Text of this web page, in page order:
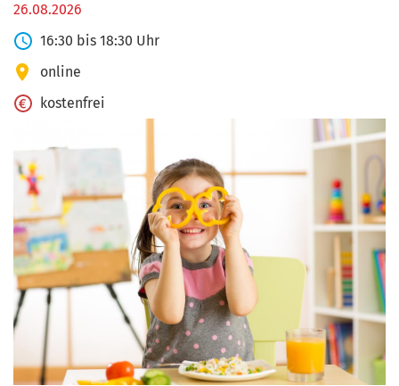
26.08.2026
16:30 bis 18:30 Uhr
online
kostenfrei